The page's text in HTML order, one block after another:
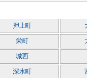
押上町
栄町
城西
深水町